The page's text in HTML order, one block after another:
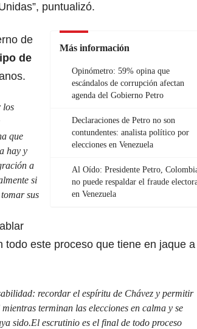
puntualizó.
Más información
Opinómetro: 59% opina que
escándalos de corrupción afectan
agenda del Gobierno Petro
Declaraciones de Petro no son
contundentes: analista político por
elecciones en Venezuela
Al Oído: Presidente Petro,
no puede respaldar el fraude
en Venezuela
de
de
los
que
hay y
a
si
sus
todo este proceso que tiene en jaque
recordar el espíritu de Chávez y permitir
terminan las elecciones en calma y se
sido.El escrutinio es el final de todo proceso